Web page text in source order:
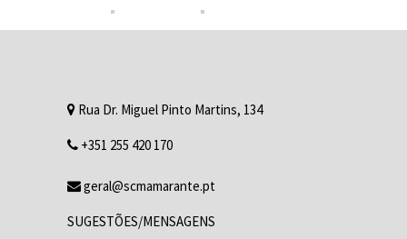
Rua Dr. Miguel Pinto Martins, 134
+351 255 420 170
geral@scmamarante.pt
SUGESTÕES/MENSAGENS